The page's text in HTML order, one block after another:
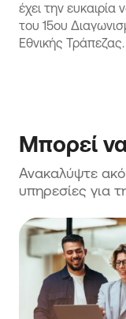
έχει την
του 15ου
Εθνικής Τράπεζας.
Μπορεί
Ανακαλύψτε
υπηρεσίες για